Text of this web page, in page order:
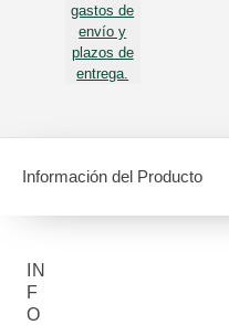
gastos de
envío y
plazos de
entrega.
Información del Producto
IN
F
O